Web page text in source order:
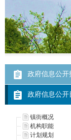
政府信息公开
政府信息公开
镇街概况
机构职能
计划规划